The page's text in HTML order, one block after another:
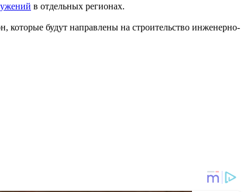
в отдельных регионах.
которые будут направлены на строительство инженерно-